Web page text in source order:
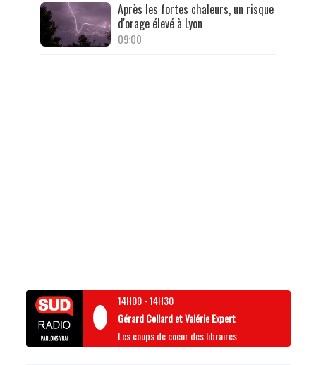
Après les fortes chaleurs, un risque
d'orage élevé à Lyon
09:00
14H00-14H30
Gérard Collard et Valérie Expert
Les coups de coeur des libraires